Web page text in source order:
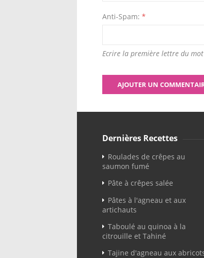
Anti-Spam: *
Ecrire la première lettre du
Dernières Recettes
Roulades de crêpes au
saumon fumé
Pâte à crêpes salée
Pâtes à l'agneau et aux
artichauts
Taboulé au quinoa à la
citrouille et Tahiné
Tajine d'agneau aux